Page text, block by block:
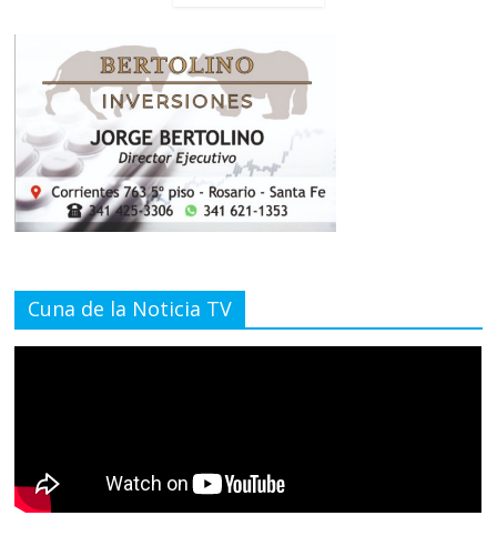
Cuna de la Noticia TV